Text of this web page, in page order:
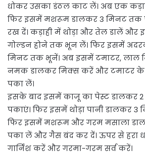
धोकर उसका डंठल काट लें। अब एक
फिर इसमें मशरूम डालकर 3 मिनट
रख दें। कड़ाही में थोड़ा और तेल डालें और
गोल्डन होने तक भून लें। फिर इसमें
मिनट तक भूनें। अब इसमें टमाटर, लाल
नमक डालकर मिक्स करें और टमाटर के
पका लें।
इसके बाद इसमें काजू का पेस्ट डालकर
पकाएं। फिर इसमें थोड़ा पानी डालकर
फिर इसमें मशरूम और गरम मसाला
पका लें और गैस बंद कर दें। ऊपर से हरा
गार्निश करें और गरमा-गरम सर्व करें।